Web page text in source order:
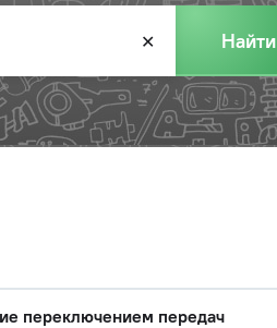
✕ Найти
переключением передач
НДС
− +